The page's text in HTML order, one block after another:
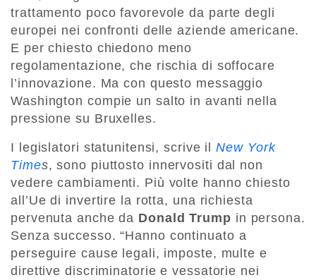
trattamento poco favorevole da parte degli
europei nei confronti delle aziende americane.
E per chiesto chiedono meno
regolamentazione, che rischia di soffocare
l’innovazione. Ma con questo messaggio
Washington compie un salto in avanti nella
pressione su Bruxelles.
I legislatori statunitensi, scrive il New York
Times, sono piuttosto innervositi dal non
vedere cambiamenti. Più volte hanno chiesto
all’Ue di invertire la rotta, una richiesta
pervenuta anche da Donald Trump in persona.
Senza successo. “Hanno continuato a
perseguire cause legali, imposte, multe e
direttive discriminatorie e vessatorie nei